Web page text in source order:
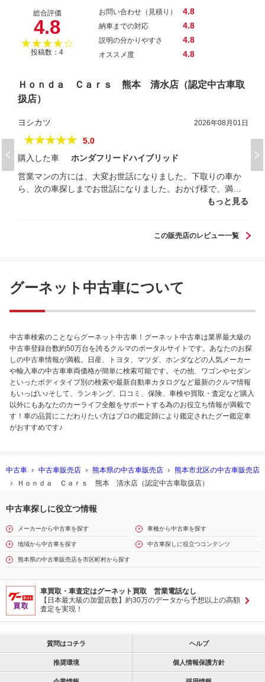
総合評価
4.8
★★★★☆
投稿数：4
お問い合わせ（見積り） 4.8
納車までの対応 4.8
説明の分かりやすさ 4.8
オススメ度 4.8
Ｈｏｎｄａ Ｃａｒｓ 熊本 清水店（認定中古車取
扱店）
ヨシカツ 2026年08月01日
★★★★★
5.0
購入した車
ホンダフリードハイブリッド
営業マンの方には、大変お世話になりました。下取りの車か
ら、次の車探しまでお世話になりました。おかげ様で、満足
もっと見る
この販売店のレビュー一覧
グーネット中古車について
中古車検索のことならグーネット中古車！グーネット中古車は業界最大級の
中古車登録台数約50万台を誇るクルマのポータルサイトです。あなたのお探
しの中古車情報が満載。日産、トヨタ、マツダ、ホンダなどの人気メーカー
や輸入車の中古車車両価格が簡単に検索可能です。その他、ワゴンやセダン
といったボディタイプ別の検索や最新自動車カタログなど最新のクルマ情報
もいっぱい♪そして、ランキング、口コミ、保険、車検や買取・査定など購入
以外にもあなたのカーライフ全般をサポートする為のお役立ち情報が満載で
す！車の品質にこだわりたい方はプロの鑑定師により鑑定されたグー鑑定車
がおすすめです♪
中古車 中古車販売店 熊本県の中古車販売店
熊本市北区の中古車販売店
Ｈｏｎｄａ Ｃａｒｓ 熊本 清水店（認定中古車取扱店）
中古車探しに役立つ情報
メーカーから中古車を探す 車種から中古車を探す
地域から中古車を探す 中古車探しに役立つコンテンツ
熊本県の中古車販売店を市区町村から探す
車買取・車査定はグーネット買取 営業電話なし
【日本最大級の加盟店数】約30万のデータから予想以上の高額
査定を実現！
質問はコチラ ヘルプ
推奨環境 個人情報保護方針